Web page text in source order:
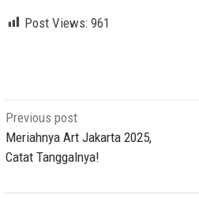
Post Views: 961
Post
navigation
Previous post
Meriahnya Art Jakarta 2025,
Catat Tanggalnya!